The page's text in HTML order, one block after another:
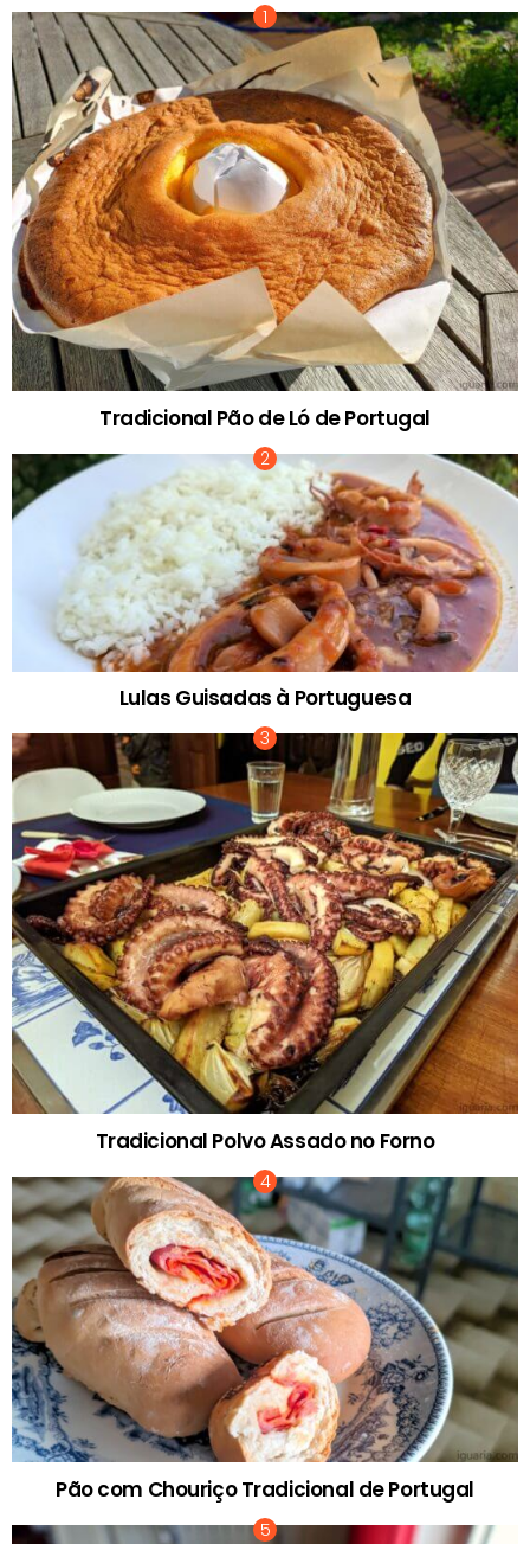
Tradicional Pão de Ló de Portugal
Lulas Guisadas à Portuguesa
Tradicional Polvo Assado no Forno
Pão com Chouriço Tradicional de Portugal